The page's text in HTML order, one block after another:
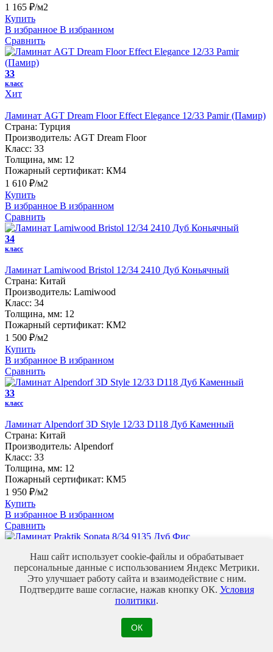
1 165 ₽/м2
Купить
В избранное В избранном
Сравнить
33
класс
Хит
Ламинат AGT Dream Floor Effect Elegance 12/33 Pamir (Памир)
Страна: Турция
Производитель: AGT Dream Floor
Класс: 33
Толщина, мм: 12
Пожарный сертификат: КМ4
1 610 ₽/м2
Купить
В избранное В избранном
Сравнить
34
класс
Ламинат Lamiwood Bristol 12/34 2410 Дуб Коньячный
Страна: Китай
Производитель: Lamiwood
Класс: 34
Толщина, мм: 12
Пожарный сертификат: КМ2
1 500 ₽/м2
Купить
В избранное В избранном
Сравнить
33
класс
Ламинат Alpendorf 3D Style 12/33 D118 Дуб Каменный
Страна: Китай
Производитель: Alpendorf
Класс: 33
Толщина, мм: 12
Пожарный сертификат: КМ5
1 950 ₽/м2
Купить
В избранное В избранном
Сравнить
Ламинат Praktik Sonata 8/34 9135 Дуб Фис
Страна: Китай
КМ3
Наш сайт использует cookie-файлы и обрабатывает
персональные данные с использованием Яндекс Метрики.
Это улучшает работу сайта и взаимодействие с ним.
Подтвердите ваше согласие, нажав кнопку ОК. Условия
политики.
ОК